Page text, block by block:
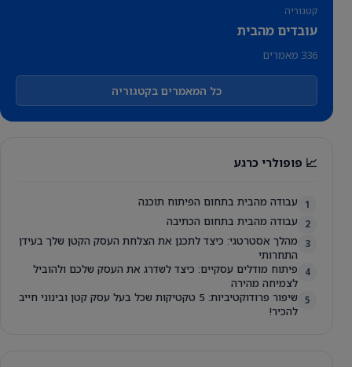
קטגוריה
עובדים מהבית
336 מאמרים
כל המאמרים בקטגוריה
📈 פופולרי כרגע
1 עבודה מהבית בתחום הפיתוח תוכנה
2 עבודה מהבית בתחום הכתיבה
3
מהלך אסטרטגי: כיצד לתכנן את הצלחת העסק הקטן שלך בעידן
התחרותי
4
פיתוח מודלים עסקיים: כיצד לשדרג את העסק שלכם ולהוביל
לצמיחה מהירה
5
שיפור פרודוקטיביות: 5 טקטיקות שכל בעל עסק קטן ובינוני חייב
להכיר!